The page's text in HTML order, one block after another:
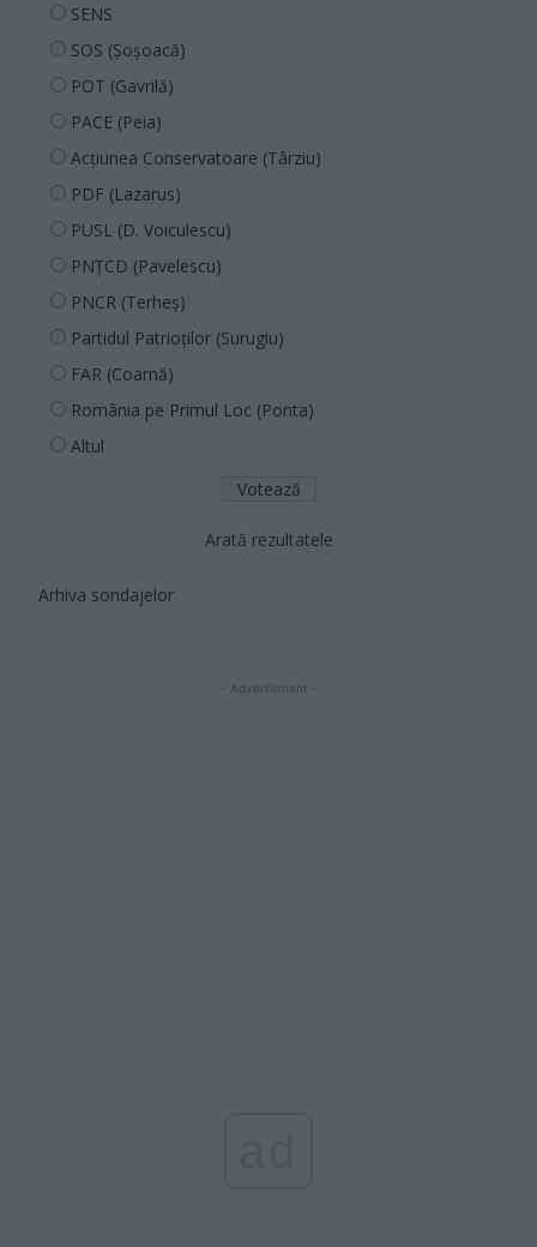
SENS
SOS (Șoșoacă)
POT (Gavrilă)
PACE (Peia)
Acțiunea Conservatoare (Târziu)
PDF (Lazarus)
PUSL (D. Voiculescu)
PNȚCD (Pavelescu)
PNCR (Terheș)
Partidul Patrioților (Surugiu)
FAR (Coarnă)
România pe Primul Loc (Ponta)
Altul
Arată rezultatele
Arhiva sondajelor
- Advertisment -